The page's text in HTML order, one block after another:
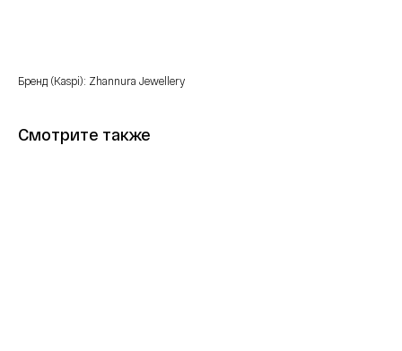
Бренд (Kaspi): Zhannura Jewellery
Смотрите также